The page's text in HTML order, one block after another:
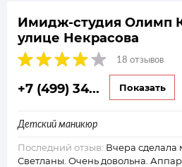
Имидж-студия Олимп
улице Некрасова
18 отзывов
+7 (499) 34... Показать
Детский маникюр
Последний отзыв: Вчера сделала
Светланы. Очень довольна.